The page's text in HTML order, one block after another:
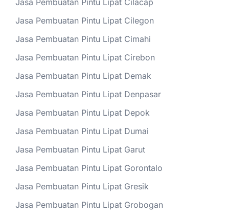
Jasa Pembuatan Pintu Lipat Cilegon
Jasa Pembuatan Pintu Lipat Cimahi
Jasa Pembuatan Pintu Lipat Cirebon
Jasa Pembuatan Pintu Lipat Demak
Jasa Pembuatan Pintu Lipat Denpasar
Jasa Pembuatan Pintu Lipat Depok
Jasa Pembuatan Pintu Lipat Dumai
Jasa Pembuatan Pintu Lipat Garut
Jasa Pembuatan Pintu Lipat Gorontalo
Jasa Pembuatan Pintu Lipat Gresik
Jasa Pembuatan Pintu Lipat Grobogan